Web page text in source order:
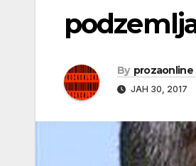
By prozaonline
ЈАН 30, 2017